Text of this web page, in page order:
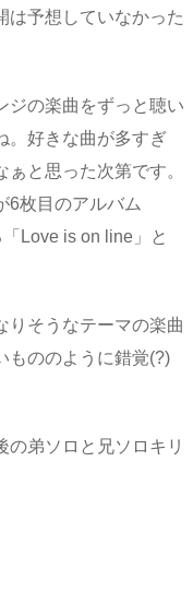
は予想していなかった
ジの楽曲をずっと聴い
。好きな曲が多すぎ
と思った次第です。
6枚目のアルバム
Love is on line」と
りそうなテーマの楽曲
もののように錯覚(?)
の弟ソロと兄ソロキリ